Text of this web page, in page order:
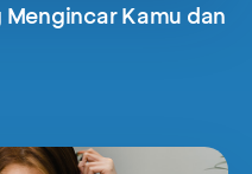
Kamu dan